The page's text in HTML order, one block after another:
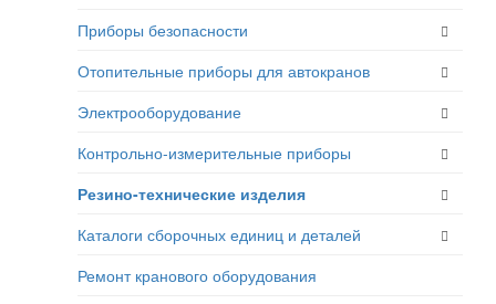
Приборы безопасности
Отопительные приборы для автокранов
Электрооборудование
Контрольно-измерительные приборы
Резино-технические изделия
Каталоги сборочных единиц и деталей
Ремонт кранового оборудования